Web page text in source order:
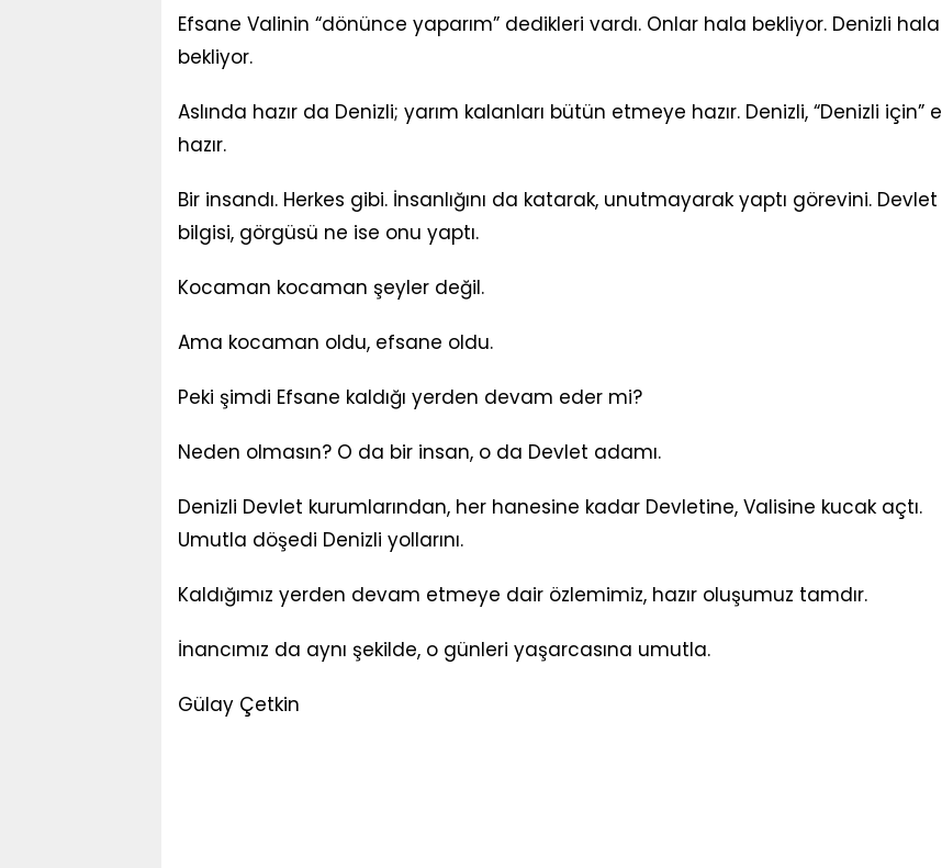
Efsane Valinin “dönünce yaparım” dedikleri vardı. Onlar hala bekliyor. Denizli hala
bekliyor.
Aslında hazır da Denizli; yarım kalanları bütün etmeye hazır. Denizli, “Denizli için” e
hazır.
Bir insandı. Herkes gibi. İnsanlığını da katarak, unutmayarak yaptı görevini. Devlet
bilgisi, görgüsü ne ise onu yaptı.
Kocaman kocaman şeyler değil.
Ama kocaman oldu, efsane oldu.
Peki şimdi Efsane kaldığı yerden devam eder mi?
Neden olmasın? O da bir insan, o da Devlet adamı.
Denizli Devlet kurumlarından, her hanesine kadar Devletine, Valisine kucak açtı.
Umutla döşedi Denizli yollarını.
Kaldığımız yerden devam etmeye dair özlemimiz, hazır oluşumuz tamdır.
İnancımız da aynı şekilde, o günleri yaşarcasına umutla.
Gülay Çetkin